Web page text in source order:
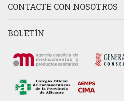
CONTACTE CON NOSOTROS
BOLETÍN